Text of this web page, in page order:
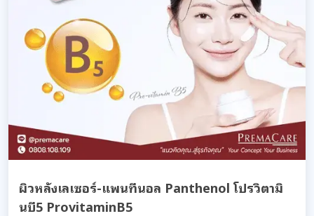
ผิวหลังเลเซอร์-แพนทีนอล Panthenol โปรวิตามิ
นบี5 ProvitaminB5